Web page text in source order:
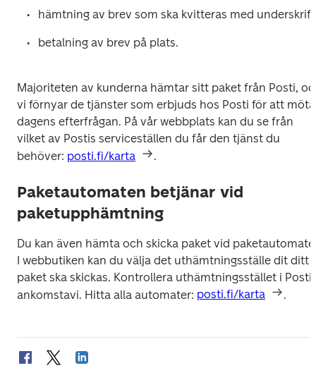
hämtning av brev som ska kvitteras med underskrift
betalning av brev på plats.
Majoriteten av kunderna hämtar sitt paket från Posti,
vi förnyar de tjänster som erbjuds hos Posti för att möta
dagens efterfrågan. På vår webbplats kan du se från
vilket av Postis serviceställen du får den tjänst du
behöver: posti.fi/karta .
Paketautomaten betjänar vid
paketupphämtning
Du kan även hämta och skicka paket vid
I webbutiken kan du välja det uthämtningsställe dit ditt
paket ska skickas. Kontrollera uthämtningsstället i
ankomstavi. Hitta alla automater: posti.fi/karta .